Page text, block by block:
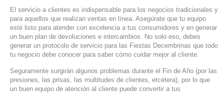
El servicio a clientes es indispensable para los negocios tradicionales y
para aquellos que realizan ventas en línea. Asegúrate que tu equipo
esté listo para atender con excelencia a tus consumidores y en generar
un buen plan de devoluciones e intercambios. No solo eso, debes
generar un protocolo de servicio para las Fiestas Decembrinas que todo
tu negocio debe conocer para saber cómo cuidar mejor al cliente.
Seguramente surgirán algunos problemas durante el Fin de Año (por las
presiones, las prisas, las multitudes de clientes, etcétera), por lo que
un buen equipo de atención al cliente puede convertir a tus